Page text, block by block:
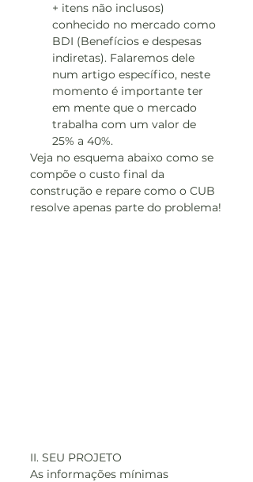
+ itens não inclusos)
conhecido no mercado como
BDI (Benefícios e despesas
indiretas). Falaremos dele
num artigo específico, neste
momento é importante ter
em mente que o mercado
trabalha com um valor de
25% a 40%.
Veja no esquema abaixo como se
compõe o custo final da
construção e repare como o CUB
resolve apenas parte do problema!
II. SEU PROJETO
As informações mínimas